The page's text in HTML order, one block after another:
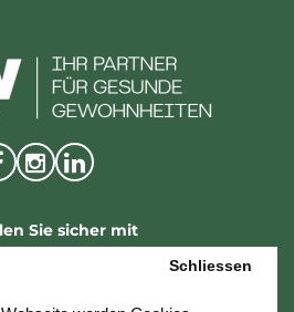
Schliessen
Sie sicher mit